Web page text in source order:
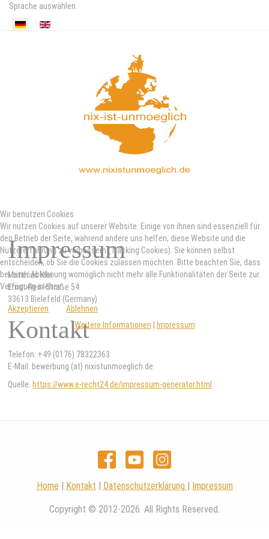
Sprache auswählen
Impressum
Matthias Klei
Ernst-Rein-Straße 54
33613 Bielefeld (Germany)
Kontakt
Telefon: +49 (0176) 78322363
E-Mail: bewerbung (at) nixistunmoeglich.de
Quelle: https://www.e-recht24.de/impressum-generator.html
Home Kontakt Datenschutzerklärung Impressum
Copyright © 2012-2026. All Rights Reserved.
Wir benutzen Cookies
Wir nutzen Cookies auf unserer Website. Einige von ihnen sind essenziell für
den Betrieb der Seite, während andere uns helfen, diese Website und die
Nutzererfahrung zu verbessern (Tracking Cookies). Sie können selbst
entscheiden, ob Sie die Cookies zulassen möchten. Bitte beachten Sie, dass
bei einer Ablehnung womöglich nicht mehr alle Funktionalitäten der Seite zur
Verfügung stehen.
Akzeptieren
Ablehnen
Weitere Informationen
Impressum